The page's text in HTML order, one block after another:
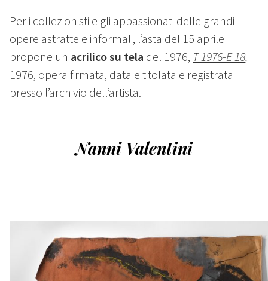
Per i collezionisti e gli appassionati delle grandi
opere astratte e informali, l’asta del 15 aprile
propone un acrilico su tela del 1976, T 1976-E 18,
1976, opera firmata, data e titolata e registrata
presso l’archivio dell’artista.
Nanni Valentini